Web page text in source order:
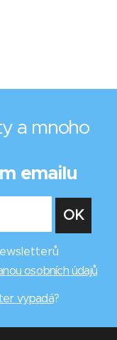
a mnoho
emailu
osobních údajů
vypadá?